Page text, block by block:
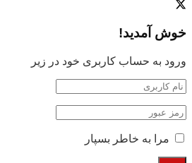
خوش آمدید!
ورود به حساب کاربری خود در زیر
مرا به خاطر بسپار